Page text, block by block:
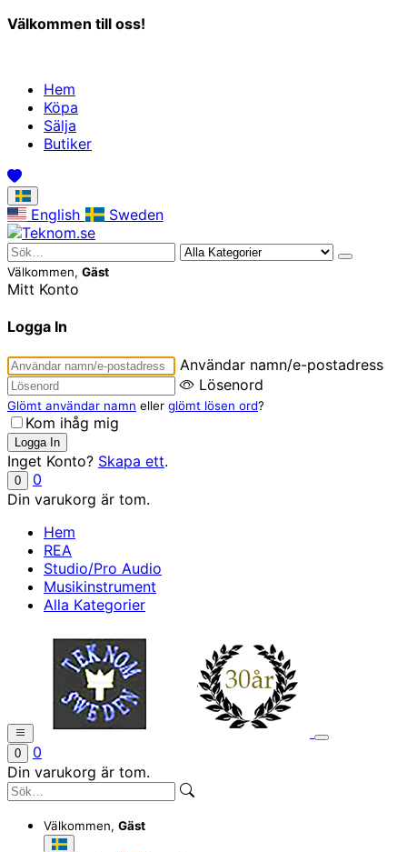
Välkommen till oss!
Hem
Köpa
Sälja
Butiker
English Sweden
Välkommen, Gäst
Mitt Konto
Logga In
Användar namn/e-postadress
Lösenord
Glömt användar namn eller glömt lösen ord?
Kom ihåg mig
Inget Konto? Skapa ett.
0
0
Din varukorg är tom.
Hem
REA
Studio/Pro Audio
Musikinstrument
Alla Kategorier
0
0
Din varukorg är tom.
Välkommen, Gäst